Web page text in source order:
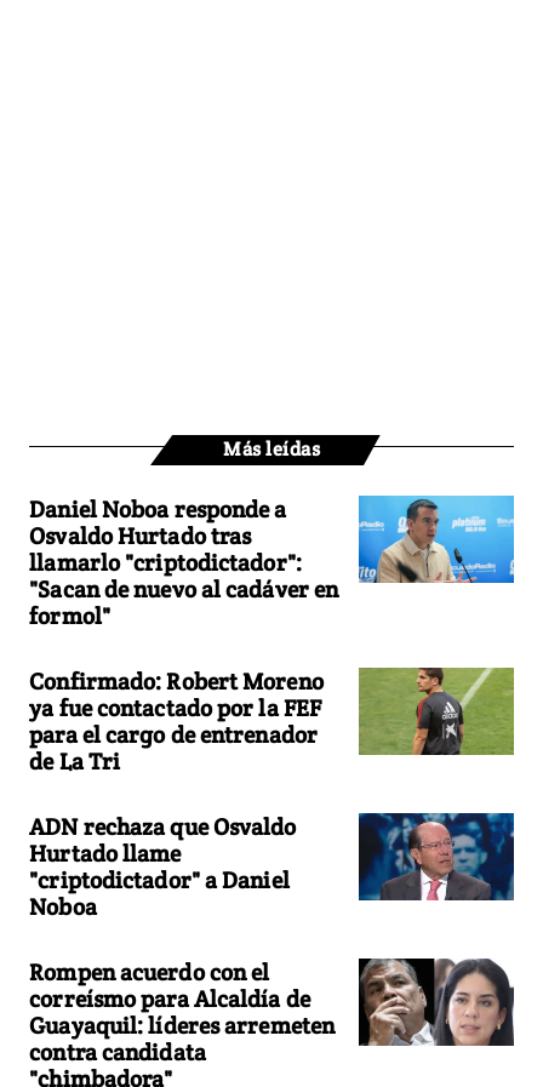
Más leídas
Daniel Noboa responde a
Osvaldo Hurtado tras
llamarlo "criptodictador":
"Sacan de nuevo al cadáver en
formol"
Confirmado: Robert Moreno
ya fue contactado por la FEF
para el cargo de entrenador
de La Tri
ADN rechaza que Osvaldo
Hurtado llame
"criptodictador" a Daniel
Noboa
Rompen acuerdo con el
correísmo para Alcaldía de
Guayaquil: líderes arremeten
contra candidata
"chimbadora"